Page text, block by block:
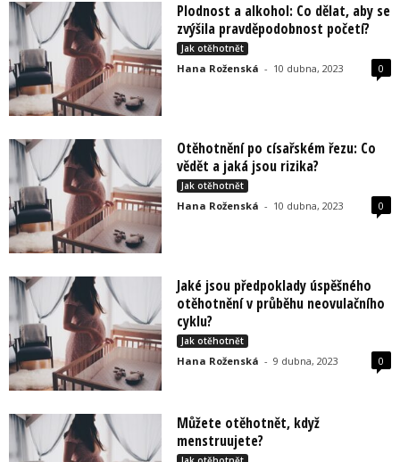
Plodnost a alkohol: Co dělat, aby se
zvýšila pravděpodobnost početí?
Jak otěhotnět
Hana Roženská - 10 dubna, 2023 0
Otěhotnění po císařském řezu: Co
vědět a jaká jsou rizika?
Jak otěhotnět
Hana Roženská - 10 dubna, 2023 0
Jaké jsou předpoklady úspěšného
otěhotnění v průběhu neovulačního
cyklu?
Jak otěhotnět
Hana Roženská - 9 dubna, 2023 0
Můžete otěhotnět, když
menstruujete?